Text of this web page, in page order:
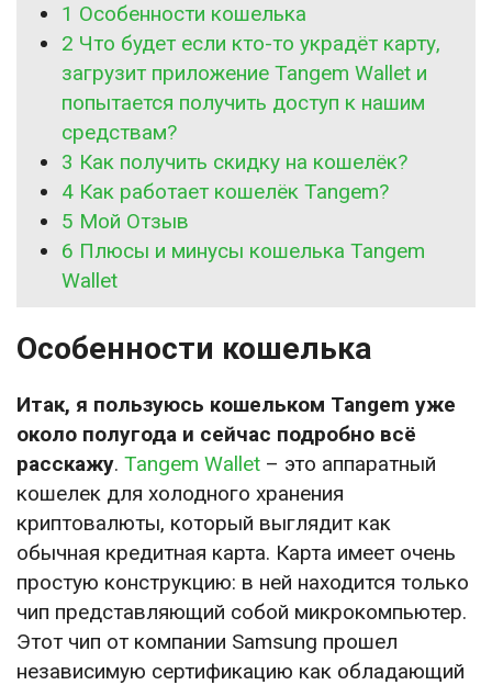
1 Особенности кошелька
2 Что будет если кто-то украдёт карту,
загрузит приложение Tangem Wallet и
попытается получить доступ к нашим
средствам?
3 Как получить скидку на кошелёк?
4 Как работает кошелёк Tangem?
5 Мой Отзыв
6 Плюсы и минусы кошелька Tangem
Wallet
Особенности кошелька
Итак, я пользуюсь кошельком Tangem уже
около полугода и сейчас подробно всё
расскажу. Tangem Wallet – это аппаратный
кошелек для холодного хранения
криптовалюты, который выглядит как
обычная кредитная карта. Карта имеет очень
простую конструкцию: в ней находится только
чип представляющий собой микрокомпьютер.
Этот чип от компании Samsung прошел
независимую сертификацию как обладающий